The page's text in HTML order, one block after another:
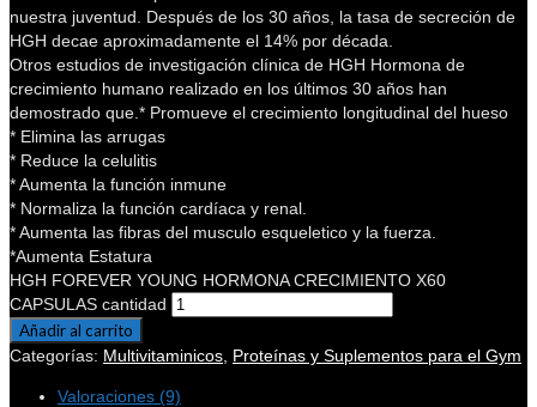
nuestra juventud. Después de los 30 años, la tasa de secreción de
HGH decae aproximadamente el 14% por década.
Otros estudios de investigación clínica de HGH Hormona de
crecimiento humano realizado en los últimos 30 años han
demostrado que.* Promueve el crecimiento longitudinal del hueso
* Elimina las arrugas
* Reduce la celulitis
* Aumenta la función inmune
* Normaliza la función cardíaca y renal.
* Aumenta las fibras del musculo esqueletico y la fuerza.
*Aumenta Estatura
HGH FOREVER YOUNG HORMONA CRECIMIENTO X60
CAPSULAS cantidad
Añadir al carrito
Categorías: Multivitaminicos Proteínas y Suplementos para el Gym
Valoraciones (9)